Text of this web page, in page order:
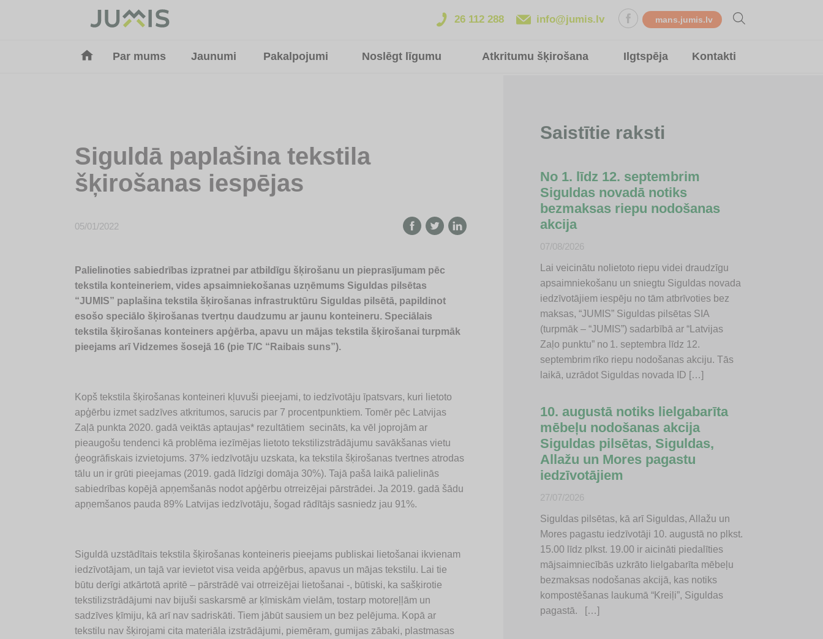
26 112 288 info@jumis.lv mans.jumis.lv
Par mums Jaunumi Pakalpojumi Noslēgt līgumu Atkritumu šķirošana Ilgtspēja Kontakti
Siguldā paplašina tekstila
šķirošanas iespējas
05/01/2022
Palielinoties sabiedrības izpratnei par atbildīgu šķirošanu un pieprasījumam pēc
tekstila konteineriem, vides apsaimniekošanas uzņēmums Siguldas pilsētas
“JUMIS” paplašina tekstila šķirošanas infrastruktūru Siguldas pilsētā, papildinot
esošo speciālo šķirošanas tvertņu daudzumu ar jaunu konteineru. Speciālais
tekstila šķirošanas konteiners apģērba, apavu un mājas tekstila šķirošanai turpmāk
pieejams arī Vidzemes šosejā 16 (pie T/C “Raibais suns”).
Kopš tekstila šķirošanas konteineri kļuvuši pieejami, to iedzīvotāju īpatsvars, kuri lietoto
apģērbu izmet sadzīves atkritumos, sarucis par 7 procentpunktiem. Tomēr pēc Latvijas
Zaļā punkta 2020. gadā veiktās aptaujas* rezultātiem secināts, ka vēl joprojām ar
pieaugošu tendenci kā problēma iezīmējas lietoto tekstilizstrādājumu savākšanas vietu
ģeogrāfiskais izvietojums. 37% iedzīvotāju uzskata, ka tekstila šķirošanas tvertnes atrodas
tālu un ir grūti pieejamas (2019. gadā līdzīgi domāja 30%). Tajā pašā laikā palielinās
sabiedrības kopējā apņemšanās nodot apģērbu otrreizējai pārstrādei. Ja 2019. gadā šādu
apņemšanos pauda 89% Latvijas iedzīvotāju, šogad rādītājs sasniedz jau 91%.
Siguldā uzstādītais tekstila šķirošanas konteineris pieejams publiskai lietošanai ikvienam
iedzīvotājam, un tajā var ievietot visa veida apģērbus, apavus un mājas tekstilu. Lai tie
būtu derīgi atkārtotā apritē – pārstrādē vai otrreizējai lietošanai -, būtiski, ka sašķirotie
tekstilizstrādājumi nav bijuši saskarsmē ar ķīmiskām vielām, tostarp motoreļļām un
sadzīves ķīmiju, kā arī nav sadriskāti. Tiem jābūt sausiem un bez pelējuma. Kopā ar
tekstilu nav šķirojami cita materiāla izstrādājumi, piemēram, gumijas zābaki, plastmasas
Saistītie raksti
No 1. līdz 12. septembrim
Siguldas novadā notiks
bezmaksas riepu nodošanas
akcija
07/08/2026
Lai veicinātu nolietoto riepu videi draudzīgu
apsaimniekošanu un sniegtu Siguldas novada
iedzīvotājiem iespēju no tām atbrīvoties bez
maksas, “JUMIS” Siguldas pilsētas SIA
(turpmāk – “JUMIS”) sadarbībā ar “Latvijas
Zaļo punktu” no 1. septembra līdz 12.
septembrim rīko riepu nodošanas akciju. Tās
laikā, uzrādot Siguldas novada ID […]
10. augustā notiks lielgabarīta
mēbeļu nodošanas akcija
Siguldas pilsētas, Siguldas,
Allažu un Mores pagastu
iedzīvotājiem
27/07/2026
Siguldas pilsētas, kā arī Siguldas, Allažu un
Mores pagastu iedzīvotāji 10. augustā no plkst.
15.00 līdz plkst. 19.00 ir aicināti piedalīties
mājsaimniecībās uzkrāto lielgabarīta mēbeļu
bezmaksas nodošanas akcijā, kas notiks
kompostēšanas laukumā “Kreiļi”, Siguldas
pagastā. […]